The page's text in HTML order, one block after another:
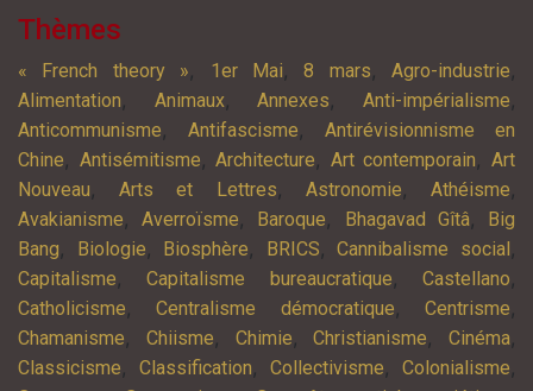
Thèmes
« French theory », 1er Mai,8 mars, Agro-industrie,
Alimentation, Animaux,Annexes,Anti-impérialisme,
Anticommunisme, Antifascisme, Antirévisionnisme en
Chine, Antisémitisme,Architecture, Art contemporain,Art
Nouveau,Arts et Lettres, Astronomie,Athéisme,
Avakianisme,Averroïsme, Baroque, Bhagavad Gîtâ,
Big
Bang, Biologie, Biosphère, BRICS,Cannibalisme social ,
Capitalisme,Capitalisme bureaucratique,Castellano,
Catholicisme,Centralisme démocratique,Centrisme,
Chamanisme, Chiisme, Chimie,Christianisme, Cinéma,
Classicisme, Classification, Collectivisme, Colonialisme,